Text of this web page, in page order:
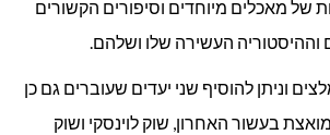
של מאכלים מיוחדים וסיפורים הקשורים
וההיסטוריה העשירה שלו ושלהם.
וניתן להוסיף שני יעדים שעוברים גם כן
בעשור האחרון, שוק לוינסקי ושוק